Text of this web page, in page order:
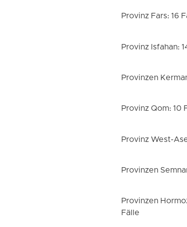
Provinz Fars: 16
Provinz Isfahan:
Provinzen
Provinz Qom: 10
Provinz West-
Provinzen
Provinzen
Fälle